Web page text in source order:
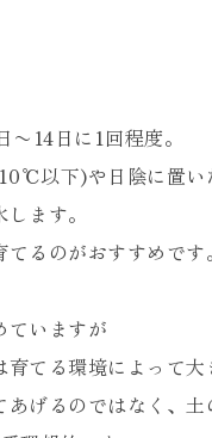
〜14日に1回程度。
以下)や日陰に置い
ます。
るのがおすすめです。
いますが
てる環境によって大
あげるのではなく、